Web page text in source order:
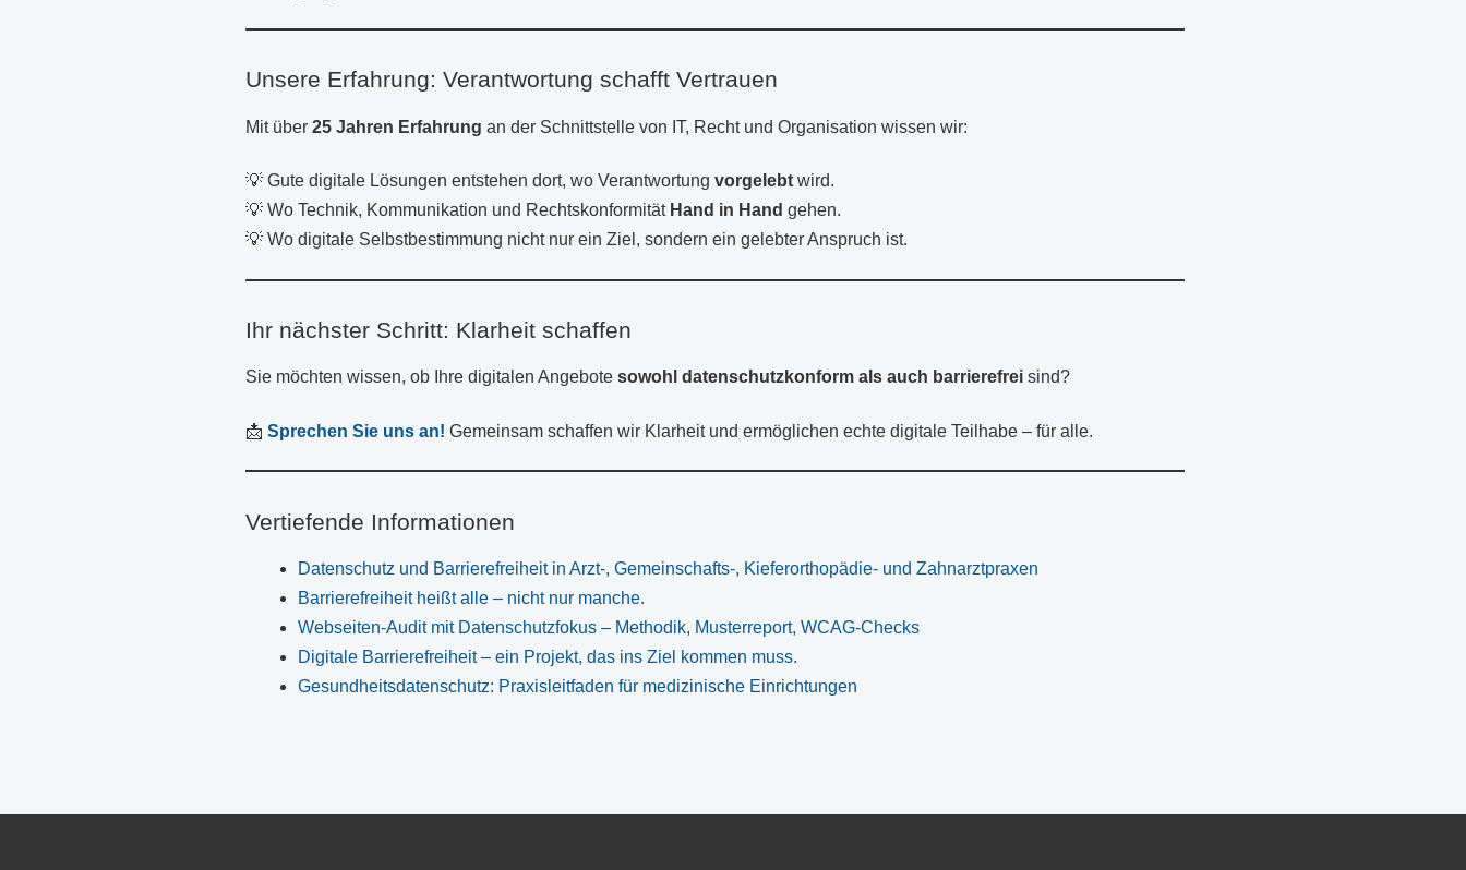
Unsere Erfahrung: Verantwortung schafft Vertrauen
Mit über 25 Jahren Erfahrung an der Schnittstelle von IT, Recht und Organisation wissen wir:
💡 Gute digitale Lösungen entstehen dort, wo Verantwortung vorgelebt wird.
💡 Wo Technik, Kommunikation und Rechtskonformität Hand in Hand gehen.
💡 Wo digitale Selbstbestimmung nicht nur ein Ziel, sondern ein gelebter Anspruch ist.
Ihr nächster Schritt: Klarheit schaffen
Sie möchten wissen, ob Ihre digitalen Angebote sowohl datenschutzkonform als auch barrierefrei sind?
📩 Sprechen Sie uns an! Gemeinsam schaffen wir Klarheit und ermöglichen echte digitale Teilhabe – für alle.
Vertiefende Informationen
Datenschutz und Barrierefreiheit in Arzt-, Gemeinschafts-, Kieferorthopädie- und Zahnarztpraxen
Barrierefreiheit heißt alle – nicht nur manche.
Webseiten-Audit mit Datenschutzfokus – Methodik, Musterreport, WCAG-Checks
Digitale Barrierefreiheit – ein Projekt, das ins Ziel kommen muss.
Gesundheitsdatenschutz: Praxisleitfaden für medizinische Einrichtungen